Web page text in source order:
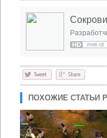
ПОХОЖИЕ СТАТЬИ